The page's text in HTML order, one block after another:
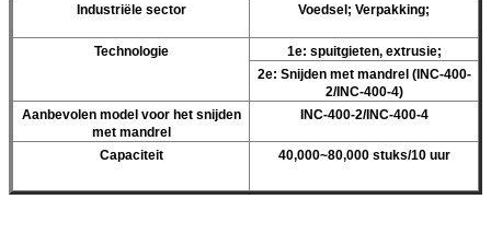
Industriële sector Voedsel; Verpakking;
Technologie
1e: spuitgieten, extrusie;
2e: Snijden met mandrel (INC-400-
2/INC-400-4)
Aanbevolen model voor het snijden
met mandrel
INC-400-2/INC-400-4
Capaciteit 40,000~80,000 stuks/10 uur